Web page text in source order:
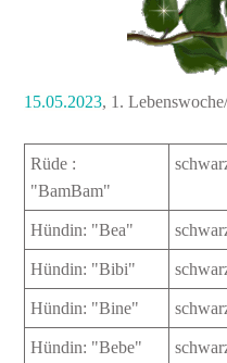
15.05.2023, 1.
Rüde :
"BamBam"
Hündin: "Bea"
Hündin: "Bibi"
Hündin: "Bine"
Hündin: "Bebe"